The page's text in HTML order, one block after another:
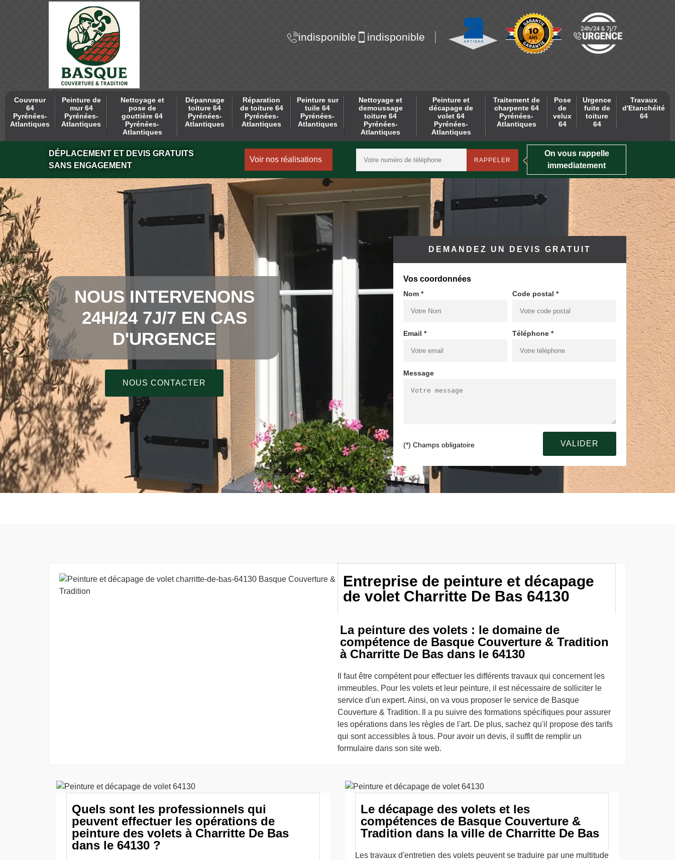
indisponible indisponible
Couvreur
64
Pyrénées-
Atlantiques
Peinture de
mur 64
Pyrénées-
Atlantiques
Nettoyage et
pose de
gouttière 64
Pyrénées-
Atlantiques
Dépannage
toiture 64
Pyrénées-
Atlantiques
Réparation
de toiture 64
Pyrénées-
Atlantiques
Peinture sur
tuile 64
Pyrénées-
Atlantiques
Nettoyage et
demoussage
toiture 64
Pyrénées-
Atlantiques
Peinture et
décapage de
volet 64
Pyrénées-
Atlantiques
Traitement de
charpente 64
Pyrénées-
Atlantiques
Pose
de
velux
64
Urgence
fuite de
toiture
64
Travaux
d'Etanchéité
64
DÉPLACEMENT ET DEVIS GRATUITS
SANS ENGAGEMENT
Voir nos réalisations
On vous rappelle
immediatement
NOUS INTERVENONS
24H/24 7J/7 EN CAS
D'URGENCE
NOUS CONTACTER
DEMANDEZ UN DEVIS GRATUIT
Vos coordonnées
Nom * Code postal *
Email * Téléphone *
Message
(*) Champs obligatoire
Entreprise de peinture et décapage
de volet Charritte De Bas 64130
La peinture des volets : le domaine de
compétence de Basque Couverture & Tradition
à Charritte De Bas dans le 64130
Il faut être compétent pour effectuer les différents travaux qui concernent les
immeubles. Pour les volets et leur peinture, il est nécessaire de solliciter le
service d'un expert. Ainsi, on va vous proposer le service de Basque
Couverture & Tradition. Il a pu suivre des formations spécifiques pour assurer
les opérations dans les règles de l'art. De plus, sachez qu'il propose des tarifs
qui sont accessibles à tous. Pour avoir un devis, il suffit de remplir un
formulaire dans son site web.
Quels sont les professionnels qui
peuvent effectuer les opérations de
peinture des volets à Charritte De Bas
dans le 64130 ?
Le décapage des volets et les
compétences de Basque Couverture &
Tradition dans la ville de Charritte De Bas
Les travaux d'entretien des volets peuvent se traduire par une multitude